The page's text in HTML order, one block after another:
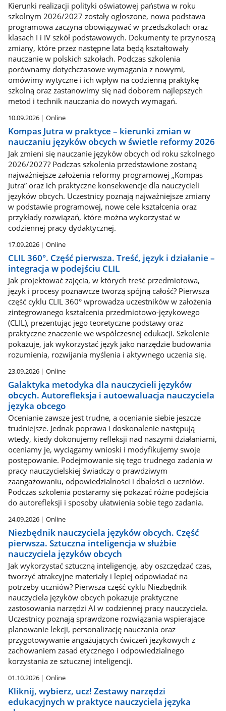
Kierunki realizacji polityki oświatowej państwa w roku
szkolnym 2026/2027 zostały ogłoszone, nowa podstawa
programowa zaczyna obowiązywać w przedszkolach oraz
klasach I i IV szkół podstawowych. Dokumenty te przynoszą
zmiany, które przez następne lata będą kształtowały
nauczanie w polskich szkołach. Podczas szkolenia
porównamy dotychczasowe wymagania z nowymi,
omówimy wytyczne i ich wpływ na codzienną praktykę
szkolną oraz zastanowimy się nad doborem najlepszych
metod i technik nauczania do nowych wymagań.
10.09.2026 Online
Kompas Jutra w praktyce – kierunki zmian w
nauczaniu języków obcych w świetle reformy 2026
Jak zmieni się nauczanie języków obcych od roku szkolnego
2026/2027? Podczas szkolenia przedstawione zostaną
najważniejsze założenia reformy programowej „Kompas
Jutra” oraz ich praktyczne konsekwencje dla nauczycieli
języków obcych. Uczestnicy poznają najważniejsze zmiany
w podstawie programowej, nowe cele kształcenia oraz
przykłady rozwiązań, które można wykorzystać w
codziennej pracy dydaktycznej.
17.09.2026 Online
CLIL 360°. Część pierwsza. Treść, język i działanie –
integracja w podejściu CLIL
Jak projektować zajęcia, w których treść przedmiotowa,
język i procesy poznawcze tworzą spójną całość? Pierwsza
część cyklu CLIL 360° wprowadza uczestników w założenia
zintegrowanego kształcenia przedmiotowo-językowego
(CLIL), prezentując jego teoretyczne podstawy oraz
praktyczne znaczenie we współczesnej edukacji. Szkolenie
pokazuje, jak wykorzystać język jako narzędzie budowania
rozumienia, rozwijania myślenia i aktywnego uczenia się.
23.09.2026 Online
Galaktyka metodyka dla nauczycieli języków
obcych. Autorefleksja i autoewaluacja nauczyciela
języka obcego
Ocenianie zawsze jest trudne, a ocenianie siebie jeszcze
trudniejsze. Jednak poprawa i doskonalenie następują
wtedy, kiedy dokonujemy refleksji nad naszymi działaniami,
oceniamy je, wyciągamy wnioski i modyfikujemy swoje
postępowanie. Podejmowanie się tego trudnego zadania w
pracy nauczycielskiej świadczy o prawdziwym
zaangażowaniu, odpowiedzialności i dbałości o uczniów.
Podczas szkolenia postaramy się pokazać różne podejścia
do autorefleksji i sposoby ułatwienia sobie tego zadania.
24.09.2026 Online
Niezbędnik nauczyciela języków obcych. Część
pierwsza. Sztuczna inteligencja w służbie
nauczyciela języków obcych
Jak wykorzystać sztuczną inteligencję, aby oszczędzać czas,
tworzyć atrakcyjne materiały i lepiej odpowiadać na
potrzeby uczniów? Pierwsza część cyklu Niezbędnik
nauczyciela języków obcych pokazuje praktyczne
zastosowania narzędzi AI w codziennej pracy nauczyciela.
Uczestnicy poznają sprawdzone rozwiązania wspierające
planowanie lekcji, personalizację nauczania oraz
przygotowywanie angażujących ćwiczeń językowych z
zachowaniem zasad etycznego i odpowiedzialnego
korzystania ze sztucznej inteligencji.
01.10.2026 Online
Kliknij, wybierz, ucz! Zestawy narzędzi
edukacyjnych w praktyce nauczyciela języka